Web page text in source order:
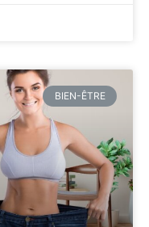
BIEN-ÊTRE